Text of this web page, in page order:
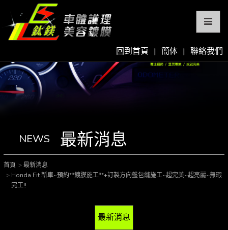
回到首頁 | 簡体 | 聯絡我們
NEWS 最新消息
首頁
最新消息
Honda Fit 新車~預約**鍍膜施工**+訂製方向盤包縫施工~超完美~超亮麗~無瑕
完工!!
最新消息